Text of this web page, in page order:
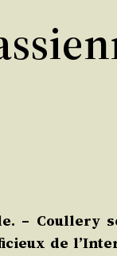
– Coul­le­ry
de